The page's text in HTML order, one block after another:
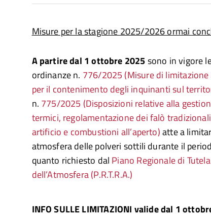
Misure per la stagione 2025/2026 ormai
A partire dal 1 ottobre 2025sono in vigore
ordinanze n. 776/2025 (Misure di
per il contenimento degli inquinanti sul
n. 775/2025 (Disposizioni relative alla
termici, regolamentazione dei falò
artificio e combustioni all’aperto)atte a
atmosfera delle polveri sottili durante il
quanto richiesto dal Piano Regionale di
dell’Atmosfera (P.R.T.R.A.)
INFO SULLE LIMITAZIONI valide dal 1